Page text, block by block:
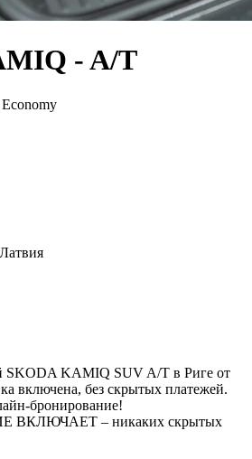
- A/T
Economy
Латвия
SKODA KAMIQ SUV A/T в Риге от
включена, без скрытых платежей.
бронирование!
– никаких скрытых